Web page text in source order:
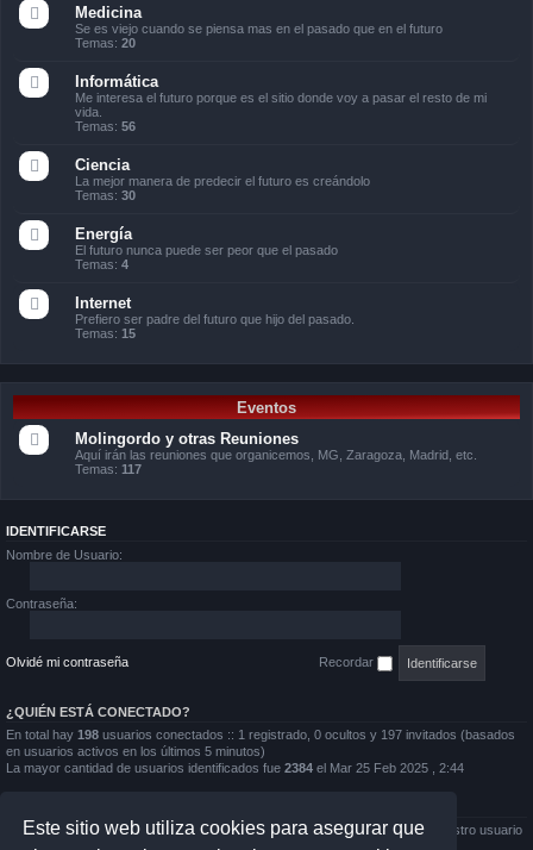
Este sitio web utiliza cookies para asegurar que
Medicina
Se es viejo cuando se piensa mas en el pasado que en el futuro
Temas: 20
Informática
Me interesa el futuro porque es el sitio donde voy a pasar el resto de mi
vida.
Temas: 56
Ciencia
La mejor manera de predecir el futuro es creándolo
Temas: 30
Energía
El futuro nunca puede ser peor que el pasado
Temas: 4
Internet
Prefiero ser padre del futuro que hijo del pasado.
Temas: 15
Eventos
Molingordo y otras Reuniones
Aquí irán las reuniones que organicemos, MG, Zaragoza, Madrid, etc.
Temas: 117
IDENTIFICARSE
Nombre de Usuario:
Contraseña:
Olvidé mi contraseña Recordar
¿QUIÉN ESTÁ CONECTADO?
En total hay 198 usuarios conectados :: 1 registrado, 0 ocultos y 197 invitados (basados
en usuarios activos en los últimos 5 minutos)
La mayor cantidad de usuarios identificados fue 2384 el Mar 25 Feb 2025 , 2:44
Mensajes totales167724• Temas totales11150• Usuarios totales 2732• Nuestro usuario
más reciente es
Rafa45